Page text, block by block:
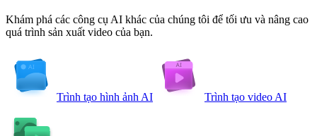
Khám phá các công cụ AI khác của chúng tôi để tối ưu và nâng cao
quá trình sản xuất video của bạn.
Trình tạo hình ảnh AI Trình tạo video AI